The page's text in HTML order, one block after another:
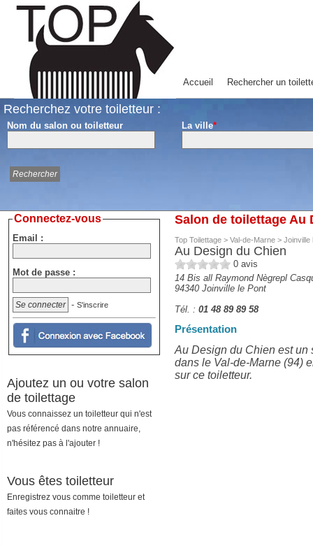
Accueil Rechercher un
Recherchez votre toiletteur :
Nom du salon ou toiletteur La ville*
Salon de toilettage Au
Top Toilettage > Val-de-Marne > Joinville
Au Design du Chien
0 avis
14 Bis all Raymond Nègrepl
94340 Joinville le Pont
Tél. : 01 48 89 89 58
Présentation
Au Design du Chien est
dans le Val-de-Marne (94)
sur ce toiletteur.
Connectez-vous
Email :
Mot de passe :
- S'inscrire
Ajoutez un ou votre salon
de toilettage
Vous connaissez un toiletteur qui n'est
pas référencé dans notre annuaire,
n'hésitez pas à l'ajouter !
Vous êtes toiletteur
Enregistrez vous comme toiletteur et
faites vous connaitre !